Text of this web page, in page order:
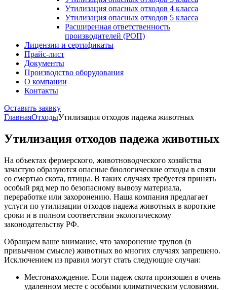
Утилизация опасных отходов 4 класса
Утилизация опасных отходов 5 класса
Расширенная ответственность
производителей (РОП)
Лицензии и сертификаты
Прайс-лист
Документы
Производство оборудования
О компании
Контакты
Оставить заявку
ГлавнаяОтходыУтилизация отходов падежа животных
Утилизация отходов падежа животных
На объектах фермерского, животноводческого хозяйства
зачастую образуются опасные биологические отходы в связи
со смертью скота, птицы. В таких случаях требуется принять
особый ряд мер по безопасному вывозу материала,
переработке или захоронению. Наша компания предлагает
услуги по утилизации отходов падежа животных в короткие
сроки и в полном соответствии экологическому
законодательству РФ.
Обращаем ваше внимание, что захоронение трупов (в
привычном смысле) животных во многих случаях запрещено.
Исключением из правил могут стать следующие случаи:
Местонахождение. Если падеж скота произошел в очень
удаленном месте с особыми климатическим условиями.